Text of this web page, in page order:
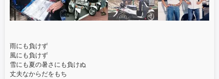
雨にも負けず
風にも負けず
雪にも夏の暑さにも負けぬ
丈夫なからだをもち